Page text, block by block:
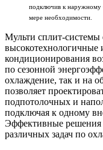
подключив к наружному
мере необходимости.
Мульти сплит-системы
высокотехнологичные
кондиционирования
по сезонной
охлаждение, так и на
позволяет
подпотолочных и
подключая к одному
Эффективные
различных задач по